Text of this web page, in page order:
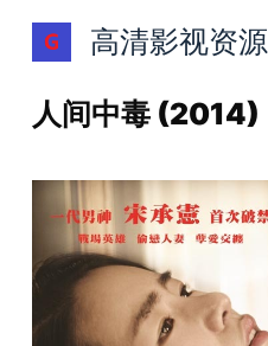
跳
过
容
高清影视资源
人间中毒 (2014)